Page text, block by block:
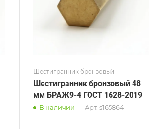
Шестигранник бронзовый
Шестигранник бронзовый 48
мм БРАЖ9-4 ГОСТ 1628-2019
В наличии Арт. s165864